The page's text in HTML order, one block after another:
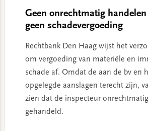
Geen onrechtmatig
geen schadevergoeding
Rechtbank Den Haag wijst het
om vergoeding van materiële en
schade af. Omdat de aan de bv en
opgelegde aanslagen terecht zijn,
zien dat de inspecteur
gehandeld.